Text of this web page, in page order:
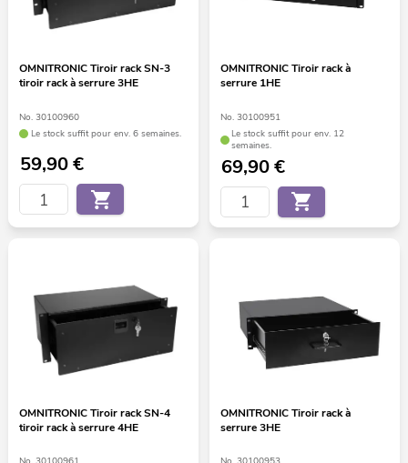
OMNITRONIC Tiroir rack SN-3
tiroir rack à serrure 3HE
No. 30100960
Le stock suffit pour env. 6 semaines.
59,90€
OMNITRONIC Tiroir rack à
serrure 1HE
No. 30100951
Le stock suffit pour env. 12
semaines.
69,90€
OMNITRONIC Tiroir rack SN-4
tiroir rack à serrure 4HE
OMNITRONIC Tiroir rack à
serrure 3HE